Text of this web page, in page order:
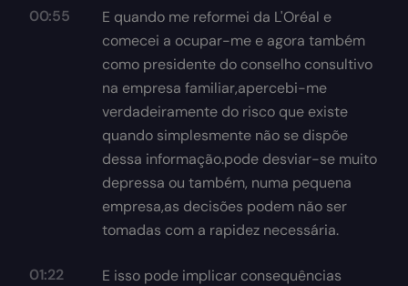
00:55
E quando me reformei da L'Oréal e
comecei a ocupar-me e agora também
como presidente do conselho consultivo
na empresa familiar,apercebi-me
verdadeiramente do risco que existe
quando simplesmente não se dispõe
dessa informação.pode desviar-se muito
depressa ou também, numa pequena
empresa,as decisões podem não ser
tomadas com a rapidez necessária.
01:22
E isso pode implicar consequências